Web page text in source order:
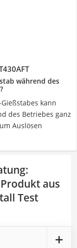
während des
kann
des Betriebes ganz
Auslösen
:
aus
Test